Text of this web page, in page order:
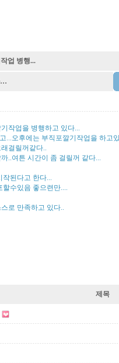
업 병행...
…
작업을 병행하고 있다...
...오후에는 부직포깔기작업을 하고
걸릴꺼같다..
..여튼 시간이 좀 걸릴꺼 같다...
작된다고 한다...
수있음 좋으련만....
로 만족하고 있다..
제목